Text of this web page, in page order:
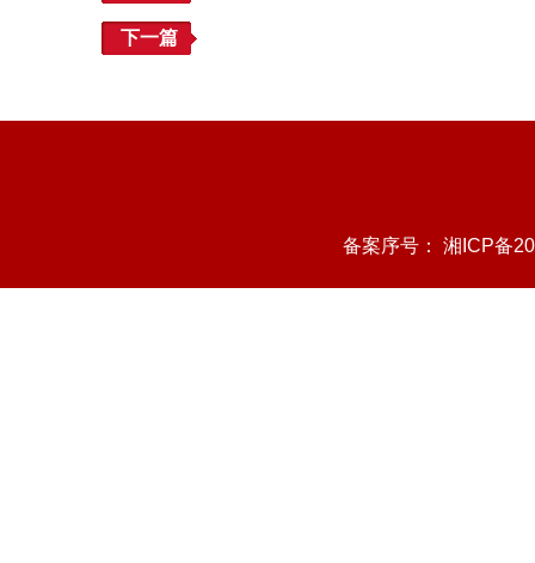
下一篇
备案序号： 湘ICP备